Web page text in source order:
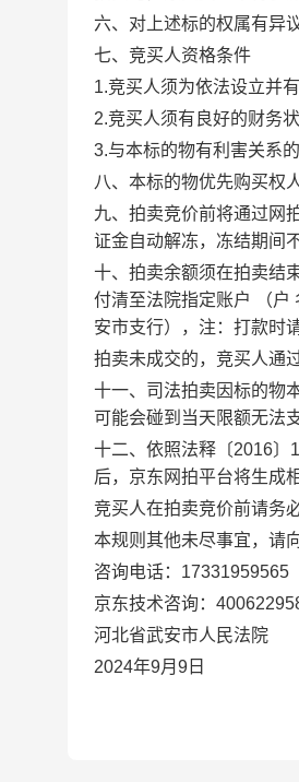
六、对上述标的权属有异
七、竞买人资格条件
1.竞买人须为依法设立并
2.竞买人须有良好的财务
3.与本标的物有利害关系
八、本标的物优先购买权
九、拍卖竞价前将通过网
证金自动解冻，冻结期间
十、拍卖余额须在拍卖结
付清至法院指定账户
（
安市支行），注：打款时
拍卖未成交的，竞买人通
十一、司法拍卖因标的物
可能会碰到当天限额无法
十二、依照法释〔2016〕
后，京东网拍平台将生成
竞买人在拍卖竞价前请务
本规则其他未尽事宜，请
咨询电话：17331959565
京东技术咨询：
河北省武安市人民法院
2024年9月9日